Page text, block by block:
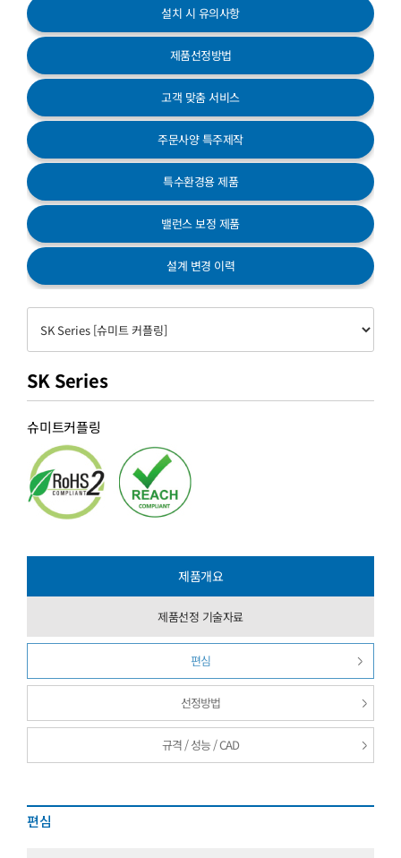
설치 시 유의사항
제품선정방법
고객 맞춤 서비스
주문사양 특주제작
특수환경용 제품
밸런스 보정 제품
설계 변경 이력
SK Series
슈미트커플링
제품개요
제품선정 기술자료
편심
선정방법
규격 / 성능 / CAD
편심